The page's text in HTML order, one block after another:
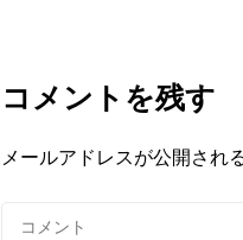
コメントを残す
メールアドレスが公開され